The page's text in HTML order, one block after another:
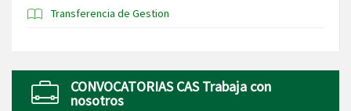
Transferencia de Gestion
CONVOCATORIAS CAS Trabaja con
nosotros